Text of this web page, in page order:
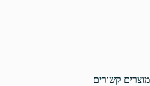
מוצרים קשורים